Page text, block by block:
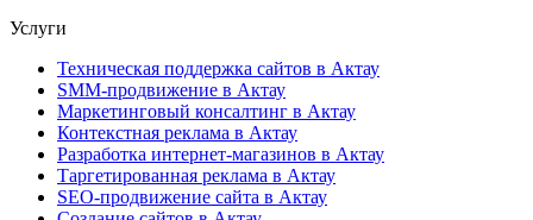
Услуги
Техническая поддержка сайтов в Актау
SMM-продвижение в Актау
Маркетинговый консалтинг в Актау
Контекстная реклама в Актау
Разработка интернет-магазинов в Актау
Таргетированная реклама в Актау
SEO-продвижение сайта в Актау